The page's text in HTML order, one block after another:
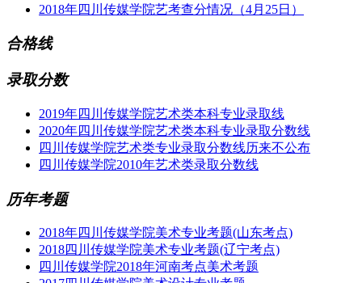
2018年四川传媒学院艺考查分情况（4月25日）
合格线
录取分数
2019年四川传媒学院艺术类本科专业录取线
2020年四川传媒学院艺术类本科专业录取分数线
四川传媒学院艺术类专业录取分数线历来不公布
四川传媒学院2010年艺术类录取分数线
历年考题
2018年四川传媒学院美术专业考题(山东考点)
2018四川传媒学院美术专业考题(辽宁考点)
四川传媒学院2018年河南考点美术考题